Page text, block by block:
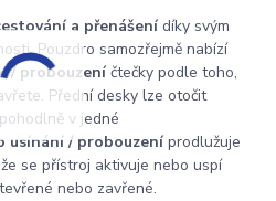
a přenášenídíky svým
Pouzdro samozřejmě nabízí
/ probouzeníčtečky podle toho,
Přední desky lze otočit
v jedné
usínání / probouzeníprodlužuje
se přístroj aktivuje nebo uspí
nebo zavřené.